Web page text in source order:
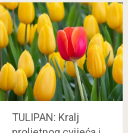
TULIPAN: Kralj